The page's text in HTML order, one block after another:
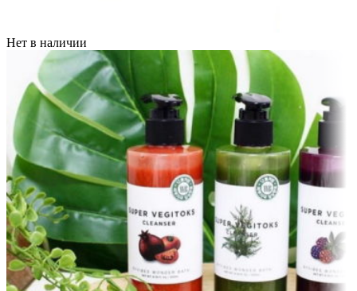
Нет в наличии